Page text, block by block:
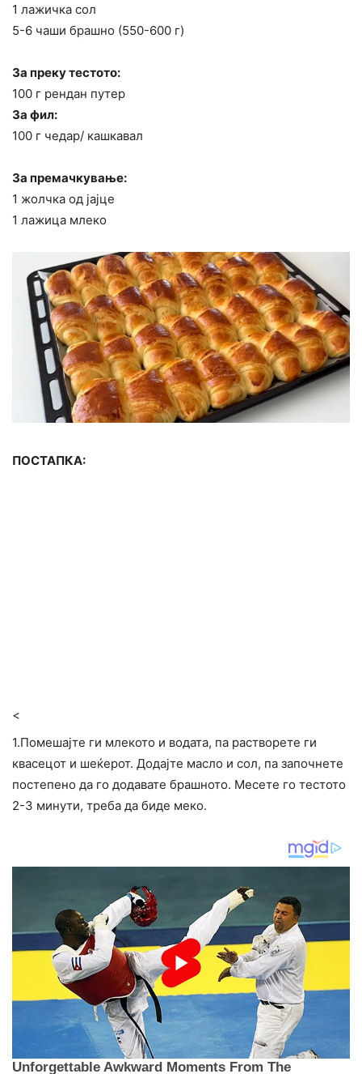
1 лажичка сол
5-6 чаши брашно (550-600 г)
За преку тестото:
100 г рендан путер
За фил:
100 г чедар/ кашкавал
За премачкување:
1 жолчка од јајце
1 лажица млеко
ПОСТАПКА:
<
1.Помешајте ги млекото и водата, па растворете ги
квасецот и шеќерот. Додајте масло и сол, па започнете
постепено да го додавате брашното. Месете го тестото
2-3 минути, треба да биде меко.